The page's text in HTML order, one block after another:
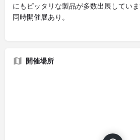
にもピッタリな製品が多数出展していま
同時開催展あり。
開催場所